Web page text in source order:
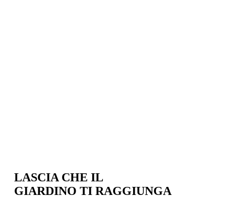
LASCIA CHE IL
GIARDINO TI RAGGIUNGA